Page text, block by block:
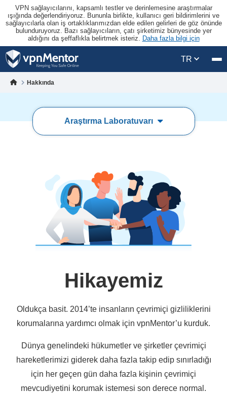
VPN sağlayıcılarını, kapsamlı testler ve derinlemesine araştırmalar
ışığında değerlendiriyoruz. Bununla birlikte, kullanıcı geri bildirimlerini ve
sağlayıcılarla olan iş ortaklıklarımızdan elde edilen gelirleri de göz önünde
bulunduruyoruz. Bazı sağlayıcıların, çatı şirketimiz bünyesinde yer
aldığını da şeffaflıkla belirtmek isteriz. Daha fazla bilgi için
TR
Hakkında
Araştırma Laboratuvarı
Hikayemiz
Oldukça basit. 2014’te insanların çevrimiçi gizliliklerini
korumalarına yardımcı olmak için vpnMentor’u kurduk.
Dünya genelindeki hükumetler ve şirketler çevrimiçi
hareketlerimizi giderek daha fazla takip edip sınırladığı
için her geçen gün daha fazla kişinin çevrimiçi
mevcudiyetini korumak istemesi son derece normal.